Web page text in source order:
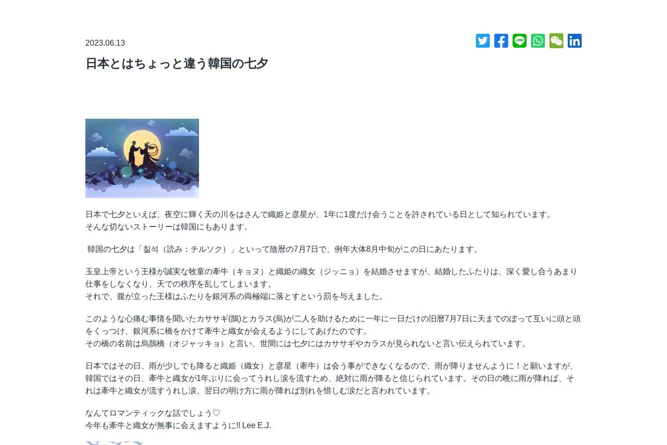
2023.06.13
日本とはちょっと違う韓国の七夕
日本で七夕といえば、夜空に輝く天の川をはさんで織姫と彦星が、1年に1度だけ会うことを許されている日として知られています。
そんな切ないストーリーは韓国にもあります。
韓国の七夕は「칠석（読み：チルソク）」といって陰暦の7月7日で、例年大体8月中旬がこの日にあたります。
玉皇上帝という王様が誠実な牧童の牽牛（キョヌ）と織姫の織女（ジッニョ）を結婚させますが、結婚したふたりは、深く愛し合うあまり
仕事をしなくなり、天での秩序を乱してしまいます。
それで、腹が立った王様はふたりを銀河系の両極端に落とすという罰を与えました。
このような心痛む事情を聞いたカササギ(鵲)とカラス(烏)が二人を助けるために一年に一日だけの旧暦7月7日に天までのぼって互いに頭と頭
をくっつけ、銀河系に橋をかけて牽牛と織女が会えるようにしてあげたのです。
その橋の名前は烏鵲橋（オジャッキョ）と言い、世間には七夕にはカササギやカラスが見られないと言い伝えられています。
日本ではその日、雨が少しでも降ると織姫（織女）と彦星（牽牛）は会う事ができなくなるので、雨が降りませんように！と願いますが、
韓国ではその日、牽牛と織女が1年ぶりに会ってうれし涙を流すため、絶対に雨が降ると信じられています。その日の晩に雨が降れば、そ
れは牽牛と織女が流すうれし涙、翌日の明け方に雨が降れば別れを惜しむ涙だと言われています。
なんてロマンティックな話でしょう♡
今年も牽牛と織女が無事に会えますように!! Lee E.J.